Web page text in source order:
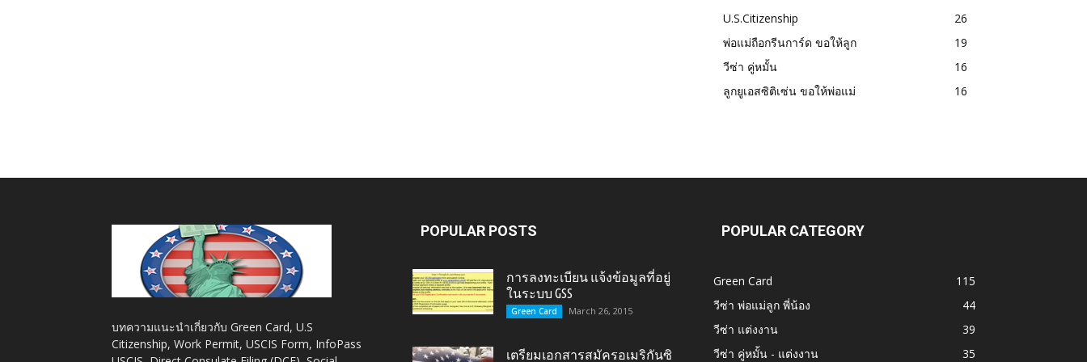
U.S.Citizenship
26
พ่อแม่ถือกรีนการ์ด ขอให้ลูก
19
วีซ่า คู่หมั้น
16
ลูกยูเอสซิติเซ่น ขอให้พ่อแม่
16
บทความแนะนำเกี่ยวกับ Green Card, U.S
Citizenship, Work Permit, USCIS Form, InfoPass
POPULAR POSTS
การลงทะเบียน แจ้งข้อมูลที่อยู่
ในระบบ GSS
Green Card March 26, 2015
เตรียมเอกสารสมัครอเมริกันซิ
POPULAR CATEGORY
Green Card
115
วีซ่า พ่อแม่ลูก พี่น้อง
44
วีซ่า แต่งงาน
39
วีซ่า คู่หมั้น - แต่งงาน
35